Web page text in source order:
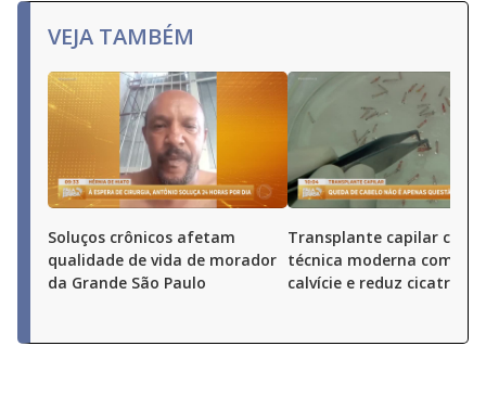
VEJA TAMBÉM
Soluços crônicos afetam
qualidade de vida de morador
da Grande São Paulo
Transplante capilar com
técnica moderna
calvície e reduz cicatrizes